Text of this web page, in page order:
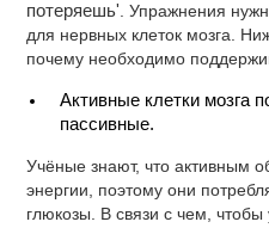
потеряешь' . Упражнения
для нервных клеток мозга.
почему необходимо
Активные клетки мозга
пассивные.
Учёные знают, что активным
энергии, поэтому они
глюкозы. В связи с чем, чтобы